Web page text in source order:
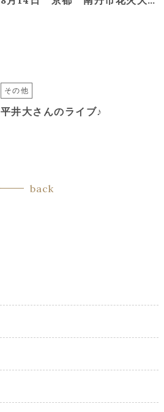
その他
平井大さんのライブ♪
back